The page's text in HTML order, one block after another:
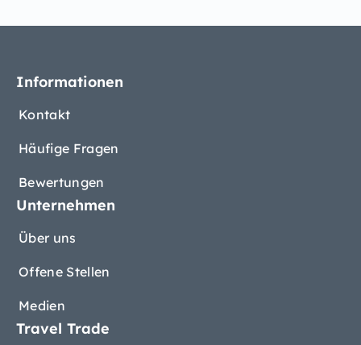
Informationen
Kontakt
Häufige Fragen
Bewertungen
Unternehmen
Über uns
Offene Stellen
Medien
Travel Trade